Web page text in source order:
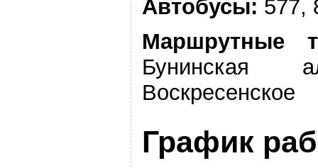
Автобусы: 577,
Маршрутные
Бунинская
Воскресенское
График